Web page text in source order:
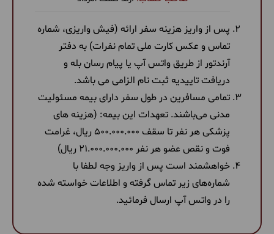
پس از واریز هزینه سفر ارائه (فیش واریزی، شماره
تماس و عکس کارت ملی تمام نفرات) به دفتر
آرندتور از طریق واتس آپ یا پیام رسان بله و
دریافت تاییدیه ثبت نام الزامی می باشد.
تمامی مسافرین در طول سفر دارای بیمه مسئولیت
مدنی می‌باشند. تعهدات این بیمه: (هزینه های
پزشکی هر نفر تا سقف 500.000.000 ریال، غرامت
فوت و نقص عضو هر نفر 21.000.000.000 ریال)
خواهشمند است پس از واریز وجه لطفا با
شماره‌های زیر تماس گرفته و اطلاعات خواسته شده
را در واتس آپ ارسال فرمائید.